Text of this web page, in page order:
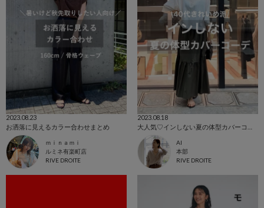
2023.08.23
お洒落に見えるカラー合わせまとめ
ｍｉｎａｍｉ
ルミネ有楽町店
RIVE DROITE
2023.08.18
AI
本部
RIVE DROITE